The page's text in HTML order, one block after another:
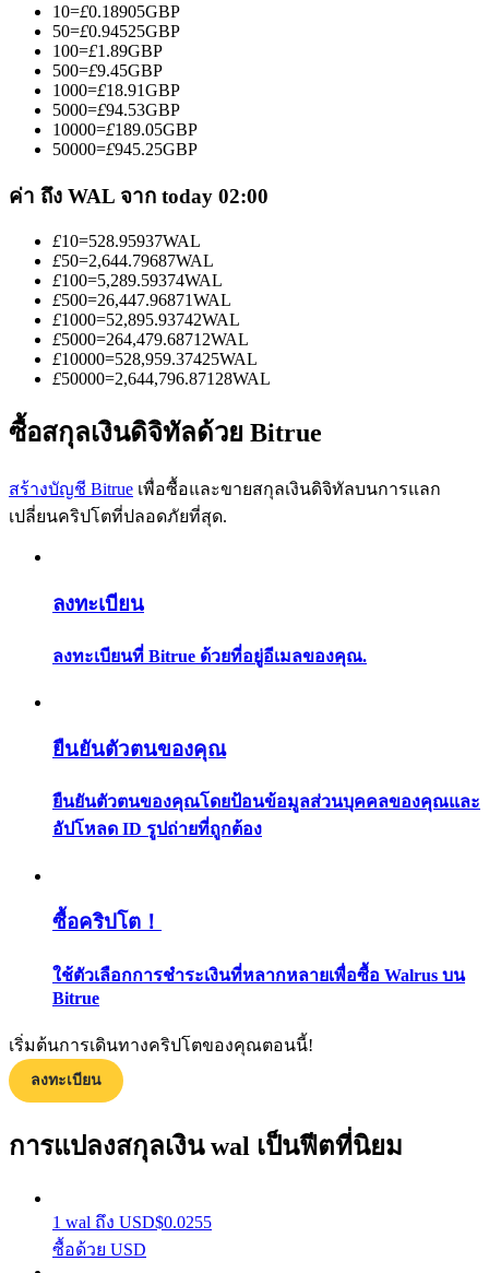
ลอกการซื้อขาย
ข้อมูล
การวิเคราะห์ข้อมูลขนาดใหญ่ รวมถึงข้อมูลการค้า ฯลฯ
กลยุทธ์การซื้อขาย
ได้รับ
10=£0.18905GBP
50=£0.94525GBP
100=£1.89GBP
500=£9.45GBP
1000=£18.91GBP
5000=£94.53GBP
10000=£189.05GBP
50000=£945.25GBP
ค่า ถึง WAL จาก today 02:00
£10=528.95937WAL
£50=2,644.79687WAL
£100=5,289.59374WAL
£500=26,447.96871WAL
£1000=52,895.93742WAL
£5000=264,479.68712WAL
£10000=528,959.37425WAL
£50000=2,644,796.87128WAL
ซื้อสกุลเงินดิจิทัลด้วย Bitrue
สร้างบัญชี Bitrue เพื่อซื้อและขายสกุลเงินดิจิทัลบนการแลก
เปลี่ยนคริปโตที่ปลอดภัยที่สุด.
ลงทะเบียน
ลงทะเบียนที่ Bitrue ด้วยที่อยู่อีเมลของคุณ.
ยืนยันตัวตนของคุณ
ยืนยันตัวตนของคุณโดยป้อนข้อมูลส่วนบุคคลของคุณและ
อัปโหลด ID รูปถ่ายที่ถูกต้อง
ซื้อคริปโต！
ใช้ตัวเลือกการชำระเงินที่หลากหลายเพื่อซื้อ Walrus บน
Bitrue
เริ่มต้นการเดินทางคริปโตของคุณตอนนี้!
ลงทะเบียน
การแปลงสกุลเงิน wal เป็นฟีตที่นิยม
1 wal ถึง USD$0.0255
ซื้อด้วย USD